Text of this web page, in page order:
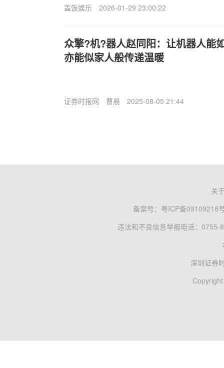
盖饭娱乐 2026-01-29 23:00:22
众擎?机?器人赵同阳：让机器人能
亦能似家人般传递温暖
证券时报网 曹晨 2025-08-05 21:44
关
备案号： 粤ICP备09109218
违法和不良信息举报电话：0755-
深圳证券